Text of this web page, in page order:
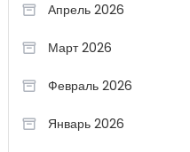
Апрель 2026
Март 2026
Февраль 2026
Январь 2026